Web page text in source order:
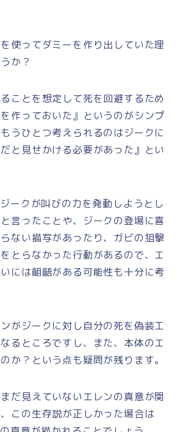
使ってダミーを作り出していた理
か？
ことを想定して死を回避するため
作っておいた』というのがシンプ
うひとつ考えられるのはジークに
と見せかける必要があった』とい
ークが叫びの力を発動しようとし
言ったことや、ジークの登場に喜
ない描写があったり、ガビの狙撃
とらなかった行動があるので、エ
には齟齬がある可能性も十分に考
がジークに対し自分の死を偽装工
るところですし、また、本体のエ
か？という点も疑問が残ります。
だ見えていないエレンの真意が関
この生存説が正しかった場合は